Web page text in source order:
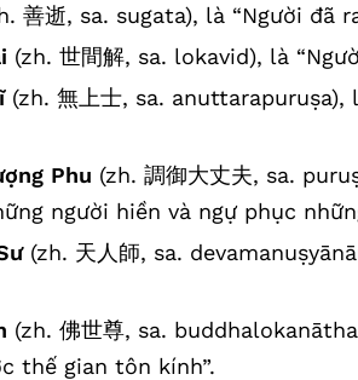
善逝, sa. sugata), là “Người đã
(zh. 世間解, sa. lokavid), là
(zh. 無上士, sa.
Phu (zh. 調御大丈夫, sa.
người hiền và ngự phục
(zh. 天人師, sa.
(zh. 佛世尊, sa.
thế gian tôn kính”.